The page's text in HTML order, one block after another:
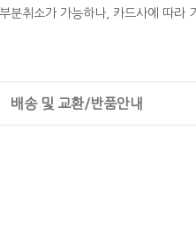
분취소가 가능하나, 카드사에 따라
배송 및 교환/반품안내